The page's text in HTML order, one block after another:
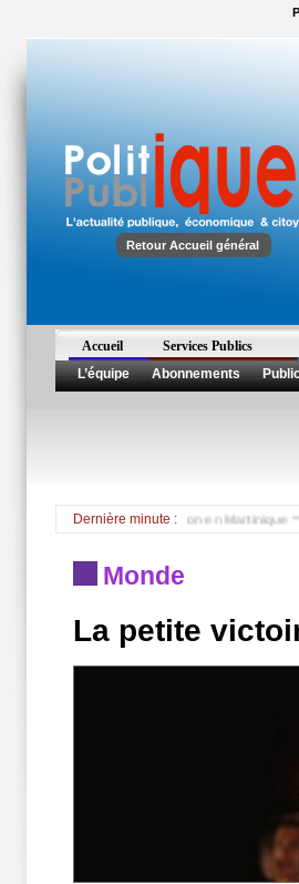
Retour Accueil général
Accueil Services Publics
L’équipe
Abonnements
Dernière minute :
autorisé par dérogation en Martinique ***
Monde
La petite